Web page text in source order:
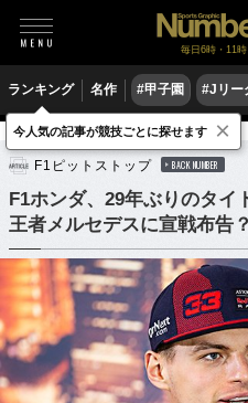
毎日6時・11
ランキング 名作 #甲子園 #Jリー
モータースポーツ F1
F1ピットストップ BACK NUMBER
F1ホンダ、29年ぶりのタイ
王者メルセデスに宣戦布告？
今人気の記事が競技ごとに探せます ×